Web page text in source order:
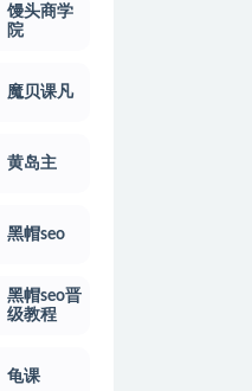
馒头商学
院
魔贝课凡
黄岛主
黑帽seo
黑帽seo晋
级教程
龟课